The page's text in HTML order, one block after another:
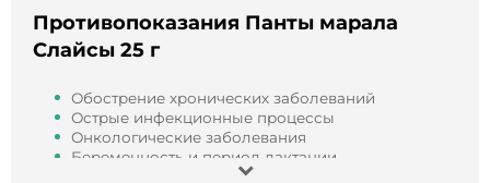
мин. Пить 3 раза в день по 60 мл. Взболтать
перед употреблением.
Противопоказания Панты марала
Слайсы 25 г
Обострение хронических заболеваний
Острые инфекционные процессы
Онкологические заболевания
Беременность и период лактации
Кровотечения и нарушения свертываемости